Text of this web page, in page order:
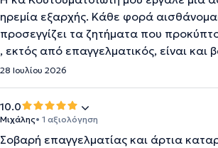
ηρεμία εξαρχής. Κάθε φορά
προσεγγίζει τα ζητήματα που
, εκτός από επαγγελματικός, είναι και
28 Ιουλίου 2026
10.0
Μιχάλης• 1 αξιολόγηση
Σοβαρή επαγγελματίας και άρτια